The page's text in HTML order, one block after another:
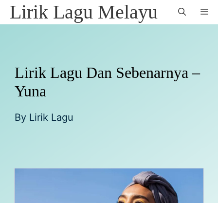
SkipLirik Lagu Melayu
Lirik Lagu Dan Sebenarnya –
Yuna
By Lirik Lagu